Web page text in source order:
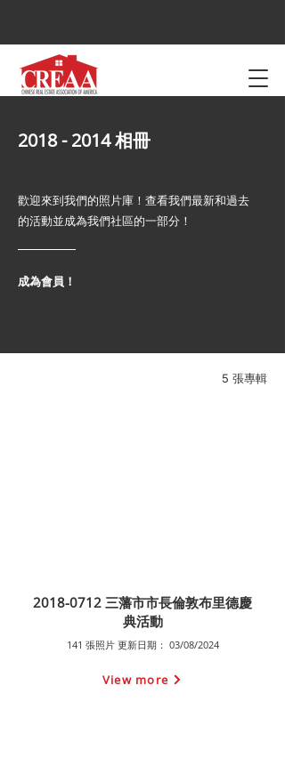
2018 - 2014相冊
歡迎來到我們的照片庫！查看我們最新和過去
的活動並成為我們社區的一部分！
成為會員！
5 張專輯
2018-0712 三藩市市長倫敦布里德慶
典活動
141 張照片 更新日期： 03/08/2024
View more